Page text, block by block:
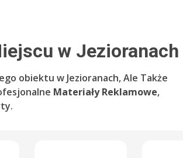
w Jezioranach
obiektu w Jezioranach, Ale Także
Materiały Reklamowe,